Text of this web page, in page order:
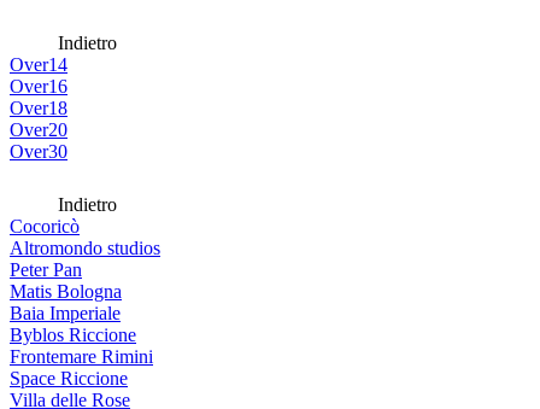
Indietro
Over14
Over16
Over18
Over20
Over30
Indietro
Cocoricò
Altromondo studios
Peter Pan
Matis Bologna
Baia Imperiale
Byblos Riccione
Frontemare Rimini
Space Riccione
Villa delle Rose